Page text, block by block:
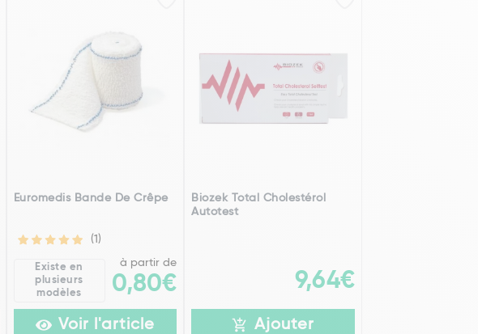
Euromedis Bande De Crêpe
(1)
Existe en
plusieurs
modèles
à partir de
0,80€
Voir l'article
Biozek Total Cholestérol
Autotest
9,64€
Ajouter